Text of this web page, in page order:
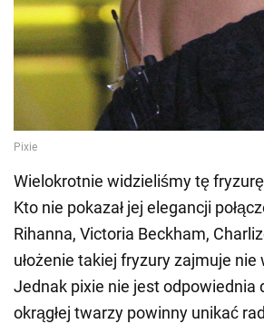
Wielokrotnie widzieliśmy tę
Kto nie pokazał jej elegancji
Rihanna, Victoria Beckham,
ułożenie takiej fryzury zajmuje
Jednak pixie nie jest odpowiednia
okrągłej twarzy powinny unikać